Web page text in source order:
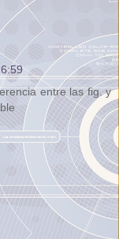
entre las fig. y